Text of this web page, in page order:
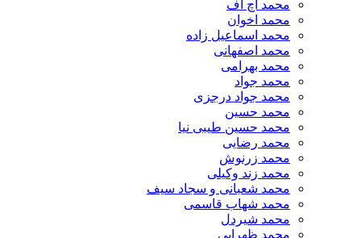
محمد اچ اف
محمد اخوان
محمد اسماعیل زاده
محمد اصفهانی
محمد بهرامی
محمد جواد
محمد جواد درجزی
محمد حسین
محمد حسین طیبی نیا
محمد رضایی
محمد زرنوش
محمد زند وکیلی
محمد شعبانی و سجاد سیف
محمد شهاب قاسمی
​محمد شیردل
محمد ظهرابی